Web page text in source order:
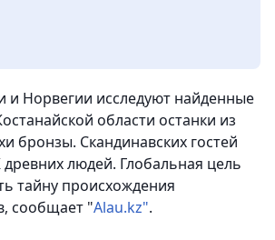
и Норвегии исследуют найденные
области останки из
бронзы. Скандинавских гостей
людей. Глобальная цель
тайну происхождения
сообщает "Alau.kz".